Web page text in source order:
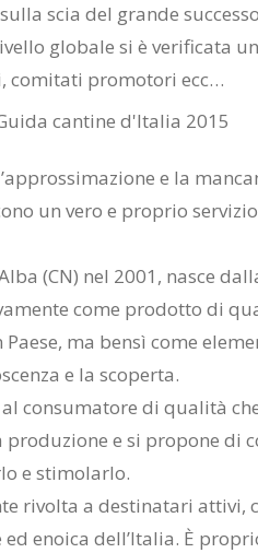
scia del gran­de
glo­ba­le si è ve­ri­fi­ca­ta
co­mi­ta­ti pro­mo­to­ri ecc…
e la
un vero e pro­prio
(CN) nel 2001, na­sce
come pro­dot­to di
ma ben­sì come
e la sco­per­ta.
con­su­ma­to­re di qua­li­tà
pro­du­zio­ne e si pro­po­ne di
e sti­mo­lar­lo.
ri­vol­ta a de­sti­na­ta­ri
enoi­ca del­l’I­ta­lia. È